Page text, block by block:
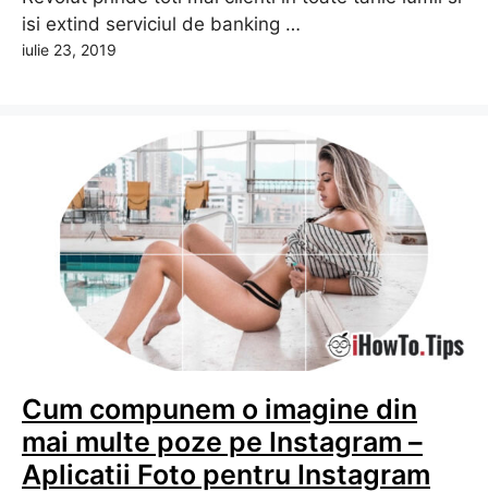
isi extind serviciul de banking …
iulie 23, 2019
Cum compunem o imagine din
mai multe poze pe Instagram –
Aplicatii Foto pentru Instagram